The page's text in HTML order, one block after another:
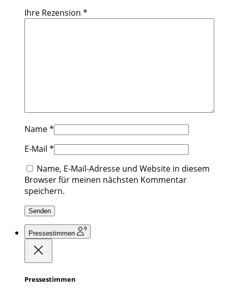
Ihre Rezension *
Name*
E-Mail *
Name, E-Mail-Adresse und Website in diesem
Browser für meinen nächsten Kommentar
speichern.
Pressestimmen
Pressestimmen